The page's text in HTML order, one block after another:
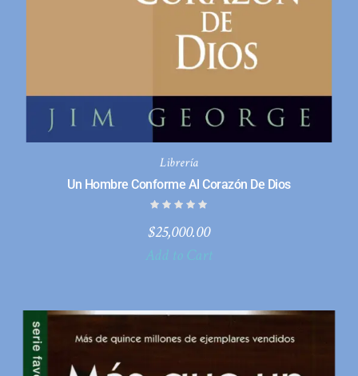
Librería
Un Hombre Conforme Al Corazón De Dios
$25,000.00
Add to Cart